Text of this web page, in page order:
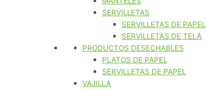
SERVILLETAS
SERVILLETAS DE PAPEL
SERVILLETAS DE TELA
PRODUCTOS DESECHABLES
PLATOS DE PAPEL
SERVILLETAS DE PAPEL
VAJILLA